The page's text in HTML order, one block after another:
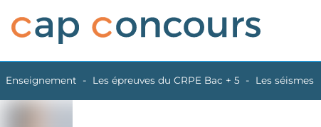
Enseignement Les épreuves du CRPE Bac + 5 Les séismes